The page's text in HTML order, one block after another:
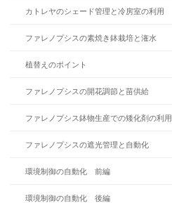
カトレヤのシェード管理と冷房室の利用
ファレノプシスの素焼き鉢栽培と潅水
植替えのポイント
ファレノプシスの開花調節と苗供給
ファレノプシス鉢物生産での矮化剤の利用
ファレノプシスの遮光管理と自動化
環境制御の自動化 前編
環境制御の自動化 後編